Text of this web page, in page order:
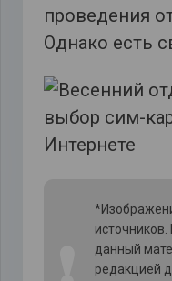
проведения
Однако есть
данный
редакцией